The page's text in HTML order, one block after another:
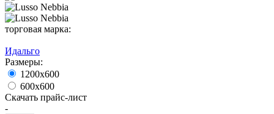
торговая марка:
Идальго
Размеры:
1200х600
600х600
Скачать прайс-лист
-